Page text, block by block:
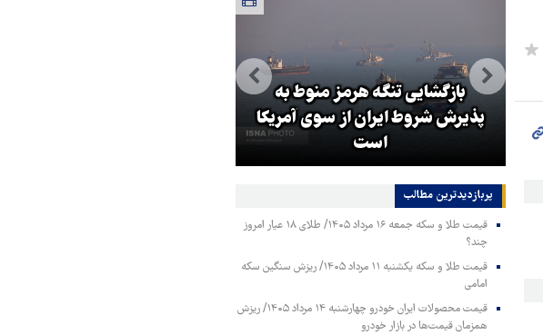
بازگشایی تنگه هرمز منوط به
پذیرش شروط ایران از سوی آمریکا
است
پربازدیدترین‌ مطالب
قیمت طلا و سکه جمعه ۱۶ مرداد ۱۴۰۵/ طلای ۱۸ عیار امروز
چند؟
قیمت طلا و سکه یکشنبه ۱۱ مرداد ۱۴۰۵/ ریزش سنگین سکه
امامی
قیمت محصولات ایران خودرو چهارشنبه ۱۴ مرداد ۱۴۰۵/ ریزش
همزمان قیمت‌ها در بازار خودرو